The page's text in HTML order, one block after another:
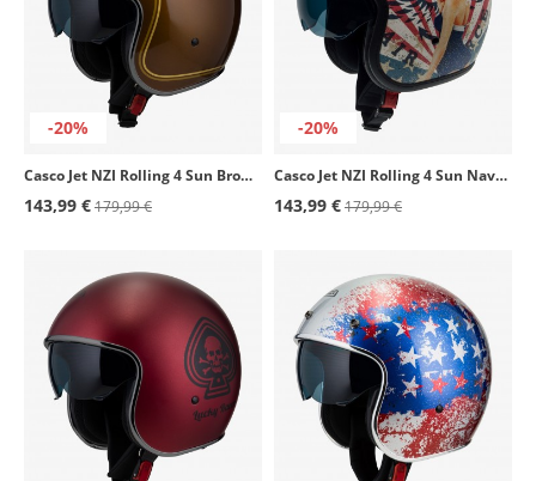
-20%
Casco Jet NZI Rolling 4 Sun Brownie
143,99 €179,99 €
-20%
Casco Jet NZI Rolling 4 Sun Naval Mate
143,99 €179,99 €